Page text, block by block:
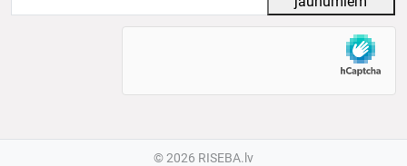
©2026 RISEBA.lv